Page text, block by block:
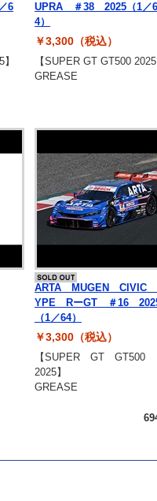
6
UPRA ＃38 2025（1／6
4）
￥3,300（税込）
【SUPER GT GT500 2025
GREASE
ARTA MUGEN CIVIC
YPE RーGT ＃16
（1／64）
￥3,300（税込）
【SUPER GT GT500
2025】
GREASE